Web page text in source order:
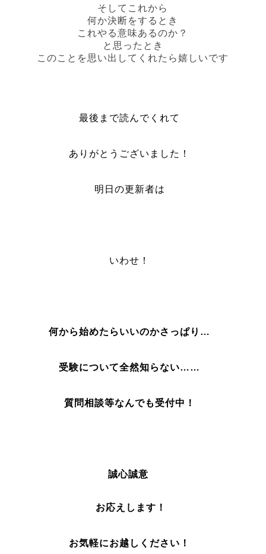
そしてこれから
何か決断をするとき
これやる意味あるのか？
と思ったとき
このことを思い出してくれたら嬉しいです
最後まで読んでくれて
ありがとうございました！
明日の更新者は
いわせ！
何から始めたらいいのかさっぱり…
受験について全然知らない……
質問相談等なんでも受付中！
誠心誠意
お応えします！
お気軽にお越しください！